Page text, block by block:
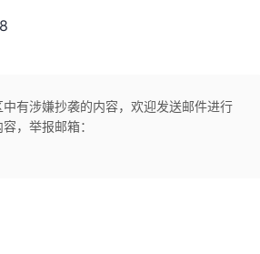
有涉嫌抄袭的内容，欢迎发送邮件进行
，举报邮箱：